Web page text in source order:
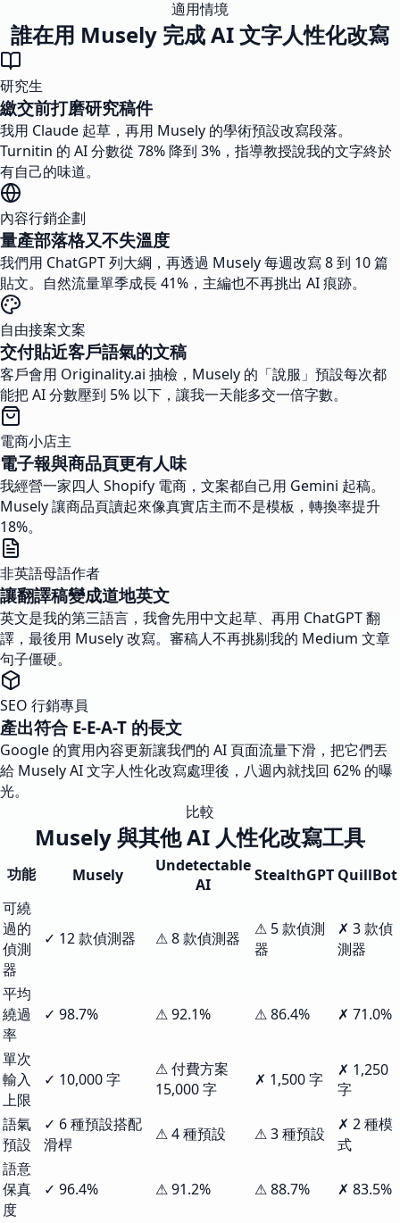
適用情境
誰在用 Musely 完成 AI 文字人性化改寫
研究生
繳交前打磨研究稿件
我用 Claude 起草，再用 Musely 的學術預設改寫段落。
Turnitin 的 AI 分數從 78% 降到 3%，指導教授說我的文字終於
有自己的味道。
內容行銷企劃
量產部落格又不失溫度
我們用 ChatGPT 列大綱，再透過 Musely 每週改寫 8 到 10 篇
貼文。自然流量單季成長 41%，主編也不再挑出 AI 痕跡。
自由接案文案
交付貼近客戶語氣的文稿
客戶會用 Originality.ai 抽檢，Musely 的「說服」預設每次都
能把 AI 分數壓到 5% 以下，讓我一天能多交一倍字數。
電商小店主
電子報與商品頁更有人味
我經營一家四人 Shopify 電商，文案都自己用 Gemini 起稿。
Musely 讓商品頁讀起來像真實店主而不是模板，轉換率提升
18%。
非英語母語作者
讓翻譯稿變成道地英文
英文是我的第三語言，我會先用中文起草、再用 ChatGPT 翻
譯，最後用 Musely 改寫。審稿人不再挑剔我的 Medium 文章
句子僵硬。
SEO 行銷專員
產出符合 E-E-A-T 的長文
Google 的實用內容更新讓我們的 AI 頁面流量下滑，把它們丟
給 Musely AI 文字人性化改寫處理後，八週內就找回 62% 的曝
光。
比較
Musely 與其他 AI 人性化改寫工具
功能 Musely
Undetectable
AI
StealthGPT QuillBot
可繞
過的
偵測
器
✓ 12 款偵測器 ⚠ 8 款偵測器
⚠ 5 款偵測
器
✗ 3 款偵
測器
平均
繞過
率
✓ 98.7% ⚠ 92.1% ⚠ 86.4% ✗ 71.0%
單次
輸入
上限
✓ 10,000 字
⚠ 付費方案
15,000 字
✗ 1,500 字
✗ 1,250
字
語氣
預設
✓ 6 種預設搭配
滑桿
⚠ 4 種預設 ⚠ 3 種預設
✗ 2 種模
式
語意
保真
度
✓ 96.4% ⚠ 91.2% ⚠ 88.7% ✗ 83.5%